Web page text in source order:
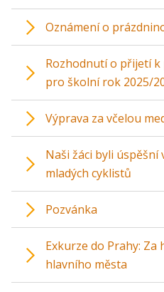
Oznámení o
Rozhodnutí o přijetí
pro školní rok 2025/
Výprava za včelou
Naši žáci byli
mladých cyklistů
Pozvánka
Exkurze do Prahy:
hlavního města